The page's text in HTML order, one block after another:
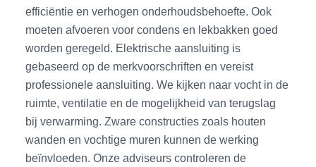
efficiëntie en verhogen onderhoudsbehoefte. Ook
moeten afvoeren voor condens en lekbakken goed
worden geregeld. Elektrische aansluiting is
gebaseerd op de merkvoorschriften en vereist
professionele aansluiting. We kijken naar vocht in de
ruimte, ventilatie en de mogelijkheid van terugslag
bij verwarming. Zware constructies zoals houten
wanden en vochtige muren kunnen de werking
beïnvloeden. Onze adviseurs controleren de